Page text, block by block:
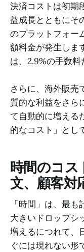
決済コストは初期
益成長とともにそ
のプラットフォー
額料金が発生しま
は、2.9%の手数料
さらに、海外販売
質的な利益をさら
て自動的に増える
的なコスト」とし
時間のコス
文、顧客対
「時間」は、最
大きいドロップシ
増えるにつれて、
ぐには現れない形